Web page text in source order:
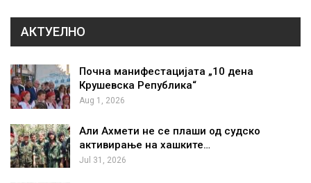
АКТУЕЛНО
Почна манифестацијата „10 дена
Крушевска Република“
Aug 1, 2026
Али Ахмети не се плаши од судско
активирање на хашките…
Jul 31, 2026